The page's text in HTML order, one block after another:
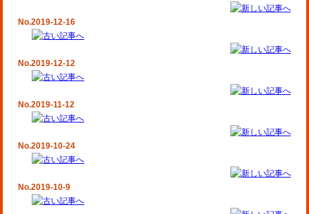
No.2019-12-16
No.2019-12-12
No.2019-11-12
No.2019-10-24
No.2019-10-9